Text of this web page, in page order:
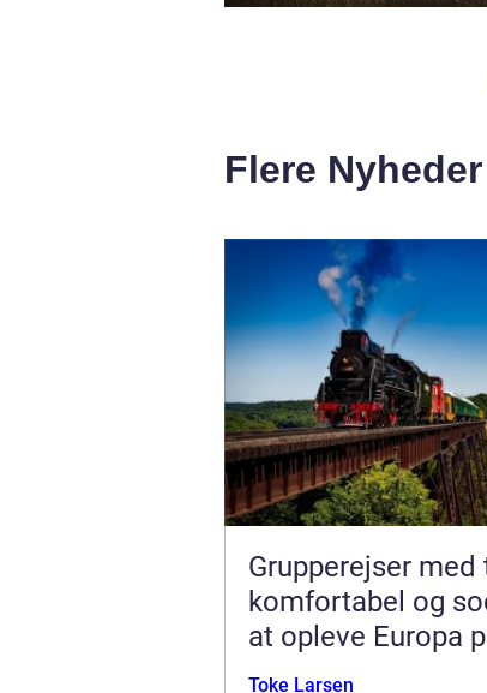
Flere Nyheder
Grupperejser med
komfortabel og
at opleve Europa
Toke Larsen